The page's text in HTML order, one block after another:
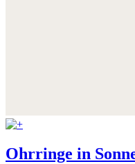
Ohrringe in